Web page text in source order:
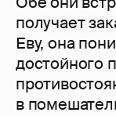
получает
Еву, она
достойного
в